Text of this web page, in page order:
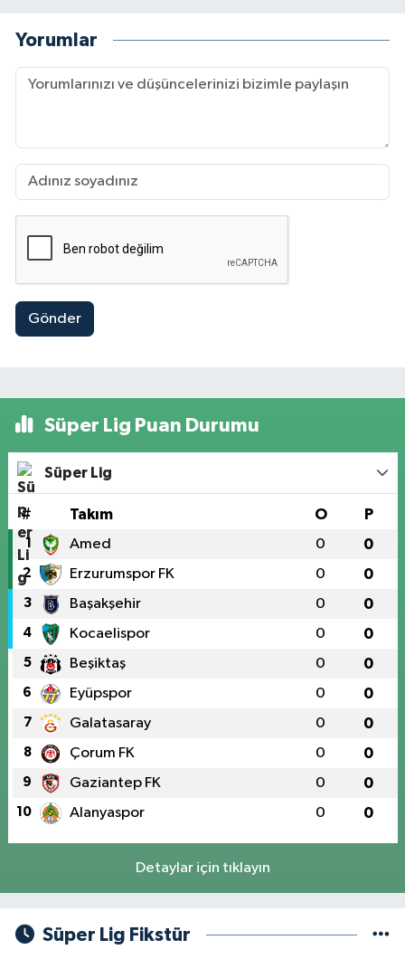
Yorumlar
Gönder
Süper Lig Puan Durumu
Süper Lig
# Takım O P
1 Amed 0 0
2 Erzurumspor FK 0 0
3 Başakşehir 0 0
4 Kocaelispor 0 0
5 Beşiktaş 0 0
6 Eyüpspor 0 0
7 Galatasaray 0 0
8 Çorum FK 0 0
9 Gaziantep FK 0 0
10 Alanyaspor 0 0
Detaylar için tıklayın
Süper Lig Fikstür